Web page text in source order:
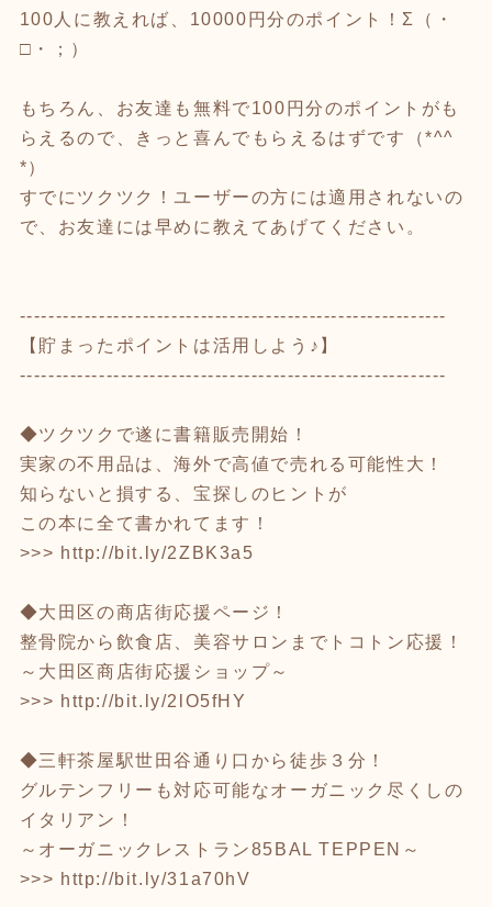
100人に教えれば、10000円分のポイント！Σ（・
□・；）
もちろん、お友達も無料で100円分のポイントがも
らえるので、きっと喜んでもらえるはずです（*^^
*）
すでにツクツク！ユーザーの方には適用されないの
で、お友達には早めに教えてあげてください。
-----------------------------------------------------------
【貯まったポイントは活用しよう♪】
-----------------------------------------------------------
◆ツクツクで遂に書籍販売開始！
実家の不用品は、海外で高値で売れる可能性大！
知らないと損する、宝探しのヒントが
この本に全て書かれてます！
>>> http://bit.ly/2ZBK3a5
◆大田区の商店街応援ページ！
整骨院から飲食店、美容サロンまでトコトン応援！
～大田区商店街応援ショップ～
>>> http://bit.ly/2lO5fHY
◆三軒茶屋駅世田谷通り口から徒歩３分！
グルテンフリーも対応可能なオーガニック尽くしの
イタリアン！
～オーガニックレストラン85BAL TEPPEN～
>>> http://bit.ly/31a70hV